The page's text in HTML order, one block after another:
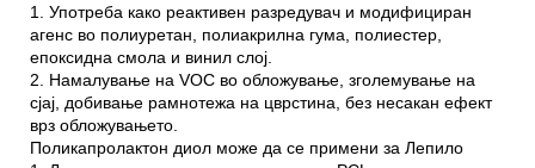
1. Употреба како реактивен разредувач и модифициран
агенс во полиуретан, полиакрилна гума, полиестер,
епоксидна смола и винил слој.
2. Намалување на VOC во обложување, зголемување на
сјај, добивање рамнотежа на цврстина, без несакан ефект
врз обложувањето.
Поликапролактон диол може да се примени за Лепило